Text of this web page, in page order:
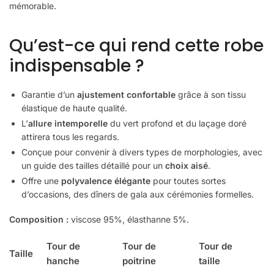
mémorable.
Qu’est-ce qui rend cette robe
indispensable ?
Garantie d’un ajustement confortable grâce à son tissu
élastique de haute qualité.
L’allure intemporelle du vert profond et du laçage doré
attirera tous les regards.
Conçue pour convenir à divers types de morphologies, avec
un guide des tailles détaillé pour un choix aisé.
Offre une polyvalence élégante pour toutes sortes
d’occasions, des dîners de gala aux cérémonies formelles.
Composition : viscose 95%, élasthanne 5%.
Taille
Tour de
hanche
Tour de
poitrine
Tour de
taille